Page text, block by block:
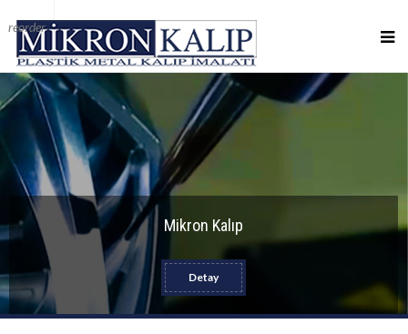
reorder
Mikron Kalıp
Detay